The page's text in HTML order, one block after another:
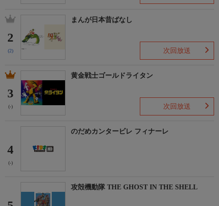
2
(2)
まんが日本昔ばなし
次回放送
3
(-)
黄金戦士ゴールドライタン
次回放送
4
(-)
のだめカンタービレ フィナーレ
攻殻機動隊 THE GHOST IN THE SHELL